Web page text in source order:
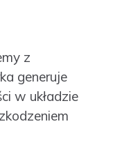
z
generuje
w układzie